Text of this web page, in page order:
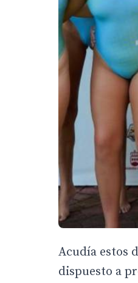
Acudía estos
dispuesto a